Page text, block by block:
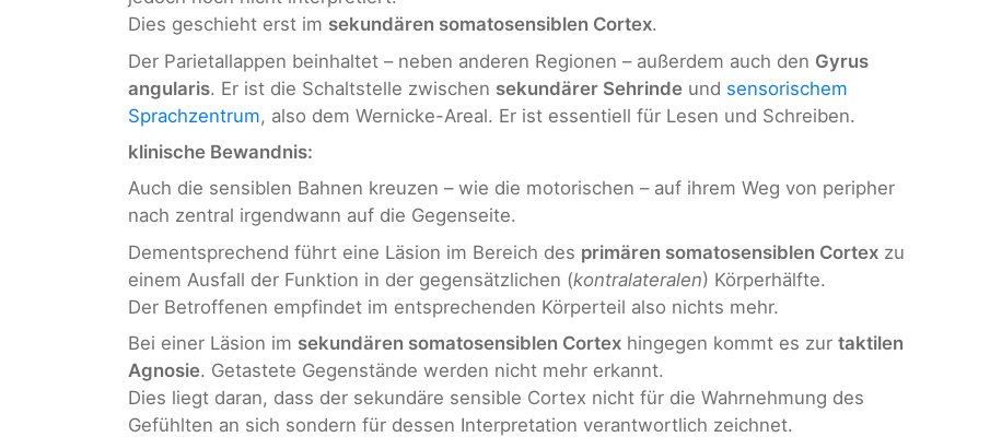
Dies geschieht erst im sekundären somatosensiblen Cortex.
Der Parietallappen beinhaltet – neben anderen Regionen – außerdem auch den Gyrus
angularis. Er ist die Schaltstelle zwischen sekundärer Sehrinde und sensorischem
Sprachzentrum, also dem Wernicke-Areal. Er ist essentiell für Lesen und Schreiben.
klinische Bewandnis:
Auch die sensiblen Bahnen kreuzen – wie die motorischen – auf ihrem Weg von peripher
nach zentral irgendwann auf die Gegenseite.
Dementsprechend führt eine Läsion im Bereich des primären somatosensiblen Cortex zu
einem Ausfall der Funktion in der gegensätzlichen (kontralateralen) Körperhälfte.
Der Betroffenen empfindet im entsprechenden Körperteil also nichts mehr.
Bei einer Läsion im sekundären somatosensiblen Cortex hingegen kommt es zur taktilen
Agnosie. Getastete Gegenstände werden nicht mehr erkannt.
Dies liegt daran, dass der sekundäre sensible Cortex nicht für die Wahrnehmung des
Gefühlten an sich sondern für dessen Interpretation verantwortlich zeichnet.